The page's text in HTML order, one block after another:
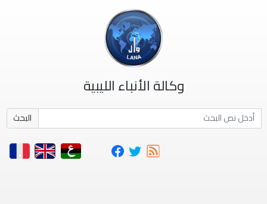
وكالة الأنباء الليبية
البحث